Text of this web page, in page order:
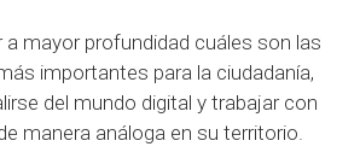
a mayor profundidad cuáles son las
importantes para la ciudadanía,
del mundo digital y trabajar con
manera análoga en su territorio.